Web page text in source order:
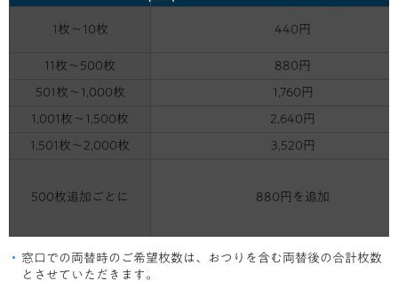
1枚～10枚 440円
11枚～500枚 880円
501枚～1,000枚 1,760円
1,001枚～1,500枚 2,640円
1,501枚～2,000枚 3,520円
500枚追加ごとに 880円を追加
窓口での両替時のご希望枚数は、おつりを含む両替後の合計枚数
とさせていただきます。